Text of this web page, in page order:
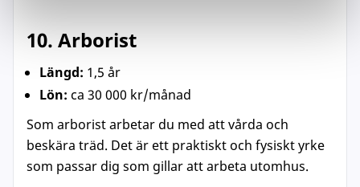
10. Arborist
Längd: 1,5 år
Lön: ca 30 000 kr/månad
Som arborist arbetar du med att vårda och
beskära träd. Det är ett praktiskt och fysiskt yrke
som passar dig som gillar att arbeta utomhus.